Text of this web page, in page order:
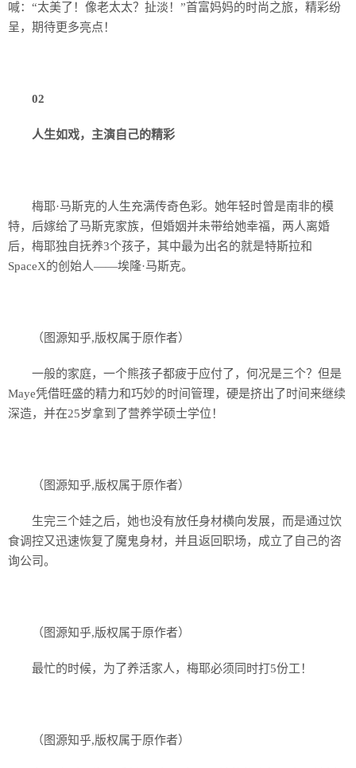
喊：“太美了！像老太太？扯淡！”首富妈妈的时尚之旅，精彩纷
呈，期待更多亮点！
02
人生如戏，主演自己的精彩
梅耶·马斯克的人生充满传奇色彩。她年轻时曾是南非的模
特，后嫁给了马斯克家族，但婚姻并未带给她幸福，两人离婚
后，梅耶独自抚养3个孩子，其中最为出名的就是特斯拉和
SpaceX的创始人——埃隆·马斯克。
（图源知乎,版权属于原作者）
一般的家庭，一个熊孩子都疲于应付了，何况是三个？但是
Maye凭借旺盛的精力和巧妙的时间管理，硬是挤出了时间来继续
深造，并在25岁拿到了营养学硕士学位！
（图源知乎,版权属于原作者）
生完三个娃之后，她也没有放任身材横向发展，而是通过饮
食调控又迅速恢复了魔鬼身材，并且返回职场，成立了自己的咨
询公司。
（图源知乎,版权属于原作者）
最忙的时候，为了养活家人，梅耶必须同时打5份工！
（图源知乎,版权属于原作者）